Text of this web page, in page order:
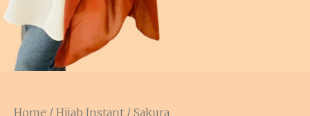
Home / Hijab Instant / Sakura